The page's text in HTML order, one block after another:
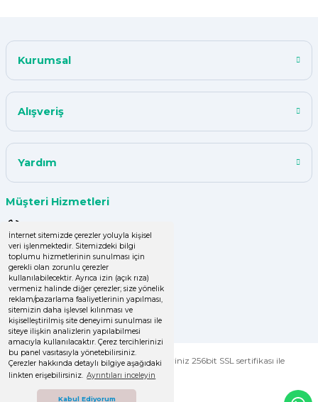
İnternet sitemizde çerezler yoluyla kişisel
veri işlenmektedir. Sitemizdeki bilgi
toplumu hizmetlerinin sunulması için
gerekli olan zorunlu çerezler
kullanılabilecektir. Ayrıca izin (açık rıza)
vermeniz halinde diğer çerezler; size yönelik
reklam/pazarlama faaliyetlerinin yapılması,
sitemizin daha işlevsel kılınması ve
kişiselleştirilmiş site deneyimi sunulması ile
siteye ilişkin analizlerin yapılabilmesi
amacıyla kullanılacaktır. Çerez tercihlerinizi
bu panel vasıtasıyla yönetebilirsiniz.
Çerezler hakkında detaylı bilgiye aşağıdaki
linkten erişebilirsiniz. Ayrıntıları inceleyin
Kabul Ediyorum
Kurumsal
Alışveriş
Yardım
Müşteri Hizmetleri
0 (536) 060 16 65
info@yakutsanambalaj.com.tr
İletişim Bilgilerimiz
© Tüm Hakları Saklıdır. Kredi kartı bilgileriniz 256bit SSL sertifikası ile
korunmaktadır.